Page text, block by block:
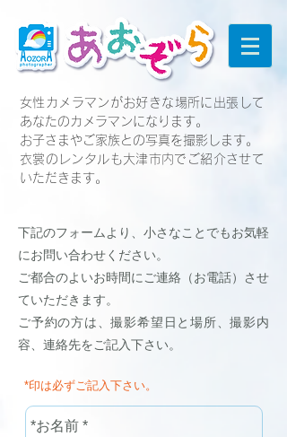
女性カメラマンがお好きな場所に出張して
あなたのカメラマンになります。
お子さまやご家族との写真を撮影します。
​衣裳のレンタルも大津市内でご紹介させて
いただきます。
下記のフォームより、小さなことでもお気軽
にお問い合わせください。
ご都合のよいお時間にご連絡（お電話）させ
ていただきます。
ご予約の方は、撮影希望日と場所、撮影内
容、連絡先をご記入下さい。
*印は必ずご記入下さい。